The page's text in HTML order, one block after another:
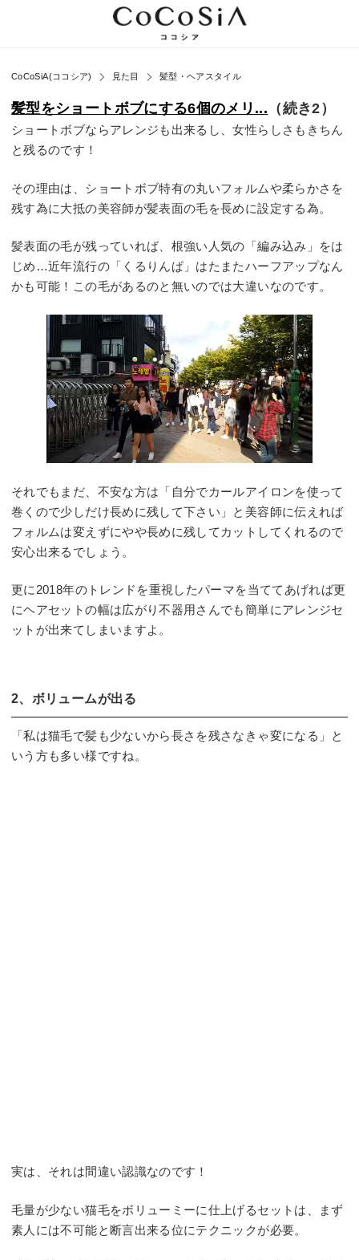
CoCoSiA(ココシア) 見た目 髪型・ヘアスタイル
髪型をショートボブにする6個のメリ... （続き2）
ショートボブならアレンジも出来るし、女性らしさもきちん
と残るのです！
その理由は、ショートボブ特有の丸いフォルムや柔らかさを
残す為に大抵の美容師が髪表面の毛を長めに設定する為。
髪表面の毛が残っていれば、根強い人気の「編み込み」をは
じめ…近年流行の「くるりんぱ」はたまたハーフアップなん
かも可能！この毛があるのと無いのでは大違いなのです。
それでもまだ、不安な方は「自分でカールアイロンを使って
巻くので少しだけ長めに残して下さい」と美容師に伝えれば
フォルムは変えずにやや長めに残してカットしてくれるので
安心出来るでしょう。
更に2018年のトレンドを重視したパーマを当ててあげれば更
にヘアセットの幅は広がり不器用さんでも簡単にアレンジセ
ットが出来てしまいますよ。
2、ボリュームが出る
「私は猫毛で髪も少ないから長さを残さなきゃ変になる」と
いう方も多い様ですね。
実は、それは間違い認識なのです！
毛量が少ない猫毛をボリューミーに仕上げるセットは、まず
素人には不可能と断言出来る位にテクニックが必要。